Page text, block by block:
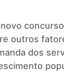
outros
dos